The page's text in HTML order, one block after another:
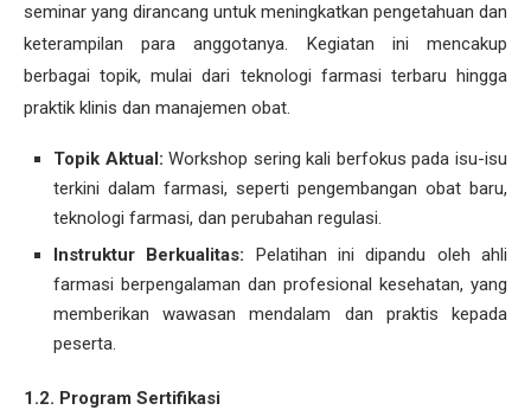
seminar yang dirancang untuk meningkatkan pengetahuan dan
keterampilan para anggotanya. Kegiatan ini mencakup
berbagai topik, mulai dari teknologi farmasi terbaru hingga
praktik klinis dan manajemen obat.
Topik Aktual:Workshop sering kali berfokus pada isu-isu
terkini dalam farmasi, seperti pengembangan obat baru,
teknologi farmasi, dan perubahan regulasi.
Instruktur Berkualitas: Pelatihan ini dipandu oleh ahli
farmasi berpengalaman dan profesional kesehatan, yang
memberikan wawasan mendalam dan praktis kepada
peserta.
1.2. Program Sertifikasi